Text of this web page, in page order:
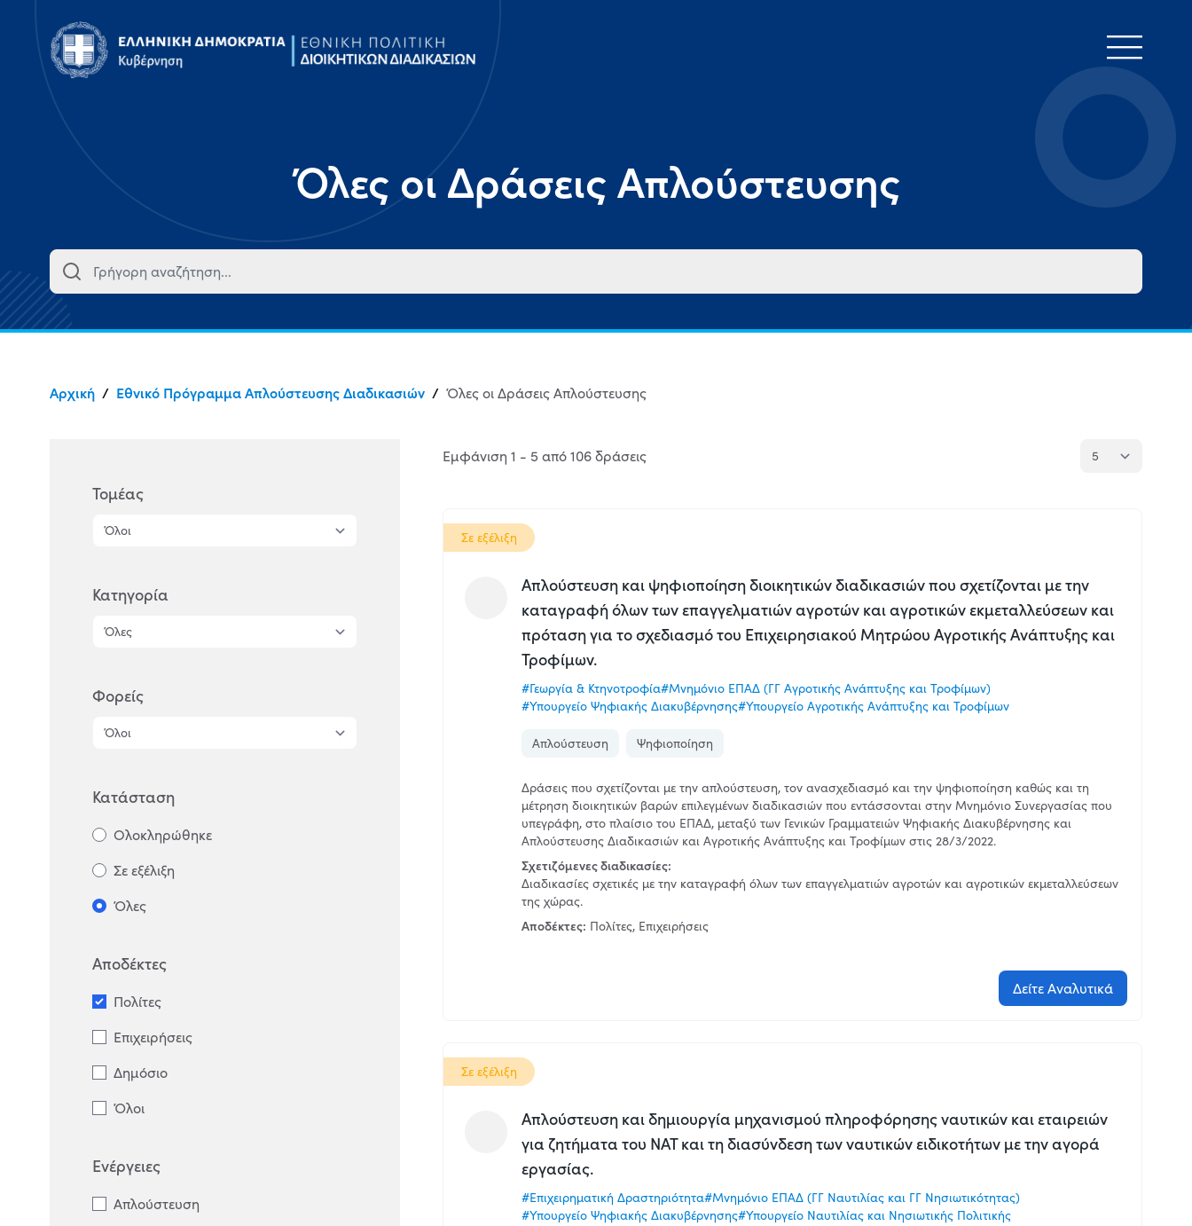
Όλες οι Δράσεις Απλούστευσης
Αρχική / Εθνικό Πρόγραμμα Απλούστευσης Διαδικασιών / Όλες οι Δράσεις Απλούστευσης
Τομέας
Κατηγορία
Φορείς
Κατάσταση
Ολοκληρώθηκε
Σε εξέλιξη
Όλες
Αποδέκτες
Πολίτες
Επιχειρήσεις
Δημόσιο
Όλοι
Ενέργειες
Απλούστευση
Εμφάνιση 1 - 5 από 106 δράσεις
Σε εξέλιξη
Aπλούστευση και ψηφιοποίηση διοικητικών διαδικασιών που σχετίζονται με την
καταγραφή όλων των επαγγελματιών αγροτών και αγροτικών εκμεταλλεύσεων και
πρόταση για το σχεδιασμό του Επιχειρησιακού Μητρώου Αγροτικής Ανάπτυξης και
Τροφίμων.
#Γεωργία & Κτηνοτροφία#Μνημόνιο ΕΠΑΔ (ΓΓ Αγροτικής Ανάπτυξης και Τροφίμων)
#Υπουργείο Ψηφιακής Διακυβέρνησης#Υπουργείο Αγροτικής Ανάπτυξης και Τροφίμων
Απλούστευση Ψηφιοποίηση
Δράσεις που σχετίζονται με την απλούστευση, τον ανασχεδιασμό και την ψηφιοποίηση καθώς και τη
μέτρηση διοικητικών βαρών επιλεγμένων διαδικασιών που εντάσσονται στην Μνημόνιο Συνεργασίας που
υπεγράφη, στο πλαίσιο του ΕΠΑΔ, μεταξύ των Γενικών Γραμματειών Ψηφιακής Διακυβέρνησης και
Απλούστευσης Διαδικασιών και Αγροτικής Ανάπτυξης και Τροφίμων στις 28/3/2022.
Σχετιζόμενες διαδικασίες:
Διαδικασίες σχετικές με την καταγραφή όλων των επαγγελματιών αγροτών και αγροτικών εκμεταλλεύσεων
της χώρας.
Αποδέκτες: Πολίτες, Επιχειρήσεις
Δείτε Αναλυτικά
Σε εξέλιξη
Aπλούστευση και δημιουργία μηχανισμού πληροφόρησης ναυτικών και εταιρειών
για ζητήματα του ΝΑΤ και τη διασύνδεση των ναυτικών ειδικοτήτων με την αγορά
εργασίας.
#Επιχειρηματική Δραστηριότητα#Μνημόνιο ΕΠΑΔ (ΓΓ Ναυτιλίας και ΓΓ Νησιωτικότητας)
#Υπουργείο Ψηφιακής Διακυβέρνησης#Υπουργείο Ναυτιλίας και Νησιωτικής Πολιτικής